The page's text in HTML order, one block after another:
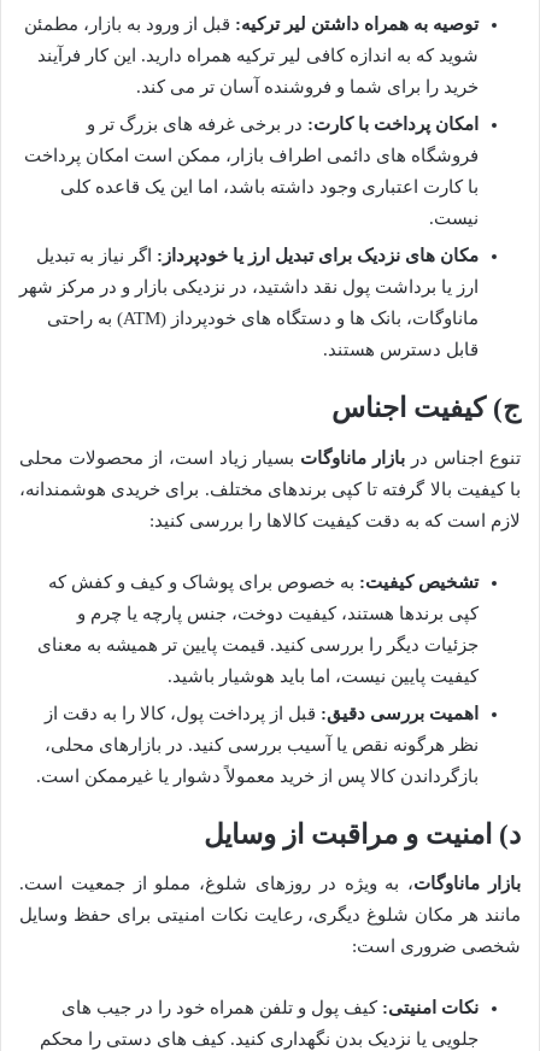
توصیه به همراه داشتن لیر ترکیه: قبل از ورود به بازار، مطمئن
شوید که به اندازه کافی لیر ترکیه همراه دارید. این کار فرآیند
خرید را برای شما و فروشنده آسان تر می کند.
امکان پرداخت با کارت: در برخی غرفه های بزرگ تر و
فروشگاه های دائمی اطراف بازار، ممکن است امکان پرداخت
با کارت اعتباری وجود داشته باشد، اما این یک قاعده کلی
نیست.
مکان های نزدیک برای تبدیل ارز یا خودپرداز: اگر نیاز به تبدیل
ارز یا برداشت پول نقد داشتید، در نزدیکی بازار و در مرکز شهر
ماناوگات، بانک ها و دستگاه های خودپرداز (ATM) به راحتی
قابل دسترس هستند.
ج) کیفیت اجناس
تنوع اجناس در بازار ماناوگات بسیار زیاد است، از محصولات محلی
با کیفیت بالا گرفته تا کپی برندهای مختلف. برای خریدی هوشمندانه،
لازم است که به دقت کیفیت کالاها را بررسی کنید:
تشخیص کیفیت: به خصوص برای پوشاک و کیف و کفش که
کپی برندها هستند، کیفیت دوخت، جنس پارچه یا چرم و
جزئیات دیگر را بررسی کنید. قیمت پایین تر همیشه به معنای
کیفیت پایین نیست، اما باید هوشیار باشید.
اهمیت بررسی دقیق: قبل از پرداخت پول، کالا را به دقت از
نظر هرگونه نقص یا آسیب بررسی کنید. در بازارهای محلی،
بازگرداندن کالا پس از خرید معمولاً دشوار یا غیرممکن است.
د) امنیت و مراقبت از وسایل
بازار ماناوگات، به ویژه در روزهای شلوغ، مملو از جمعیت است.
مانند هر مکان شلوغ دیگری، رعایت نکات امنیتی برای حفظ وسایل
شخصی ضروری است:
نکات امنیتی: کیف پول و تلفن همراه خود را در جیب های
جلویی یا نزدیک بدن نگهداری کنید. کیف های دستی را محکم